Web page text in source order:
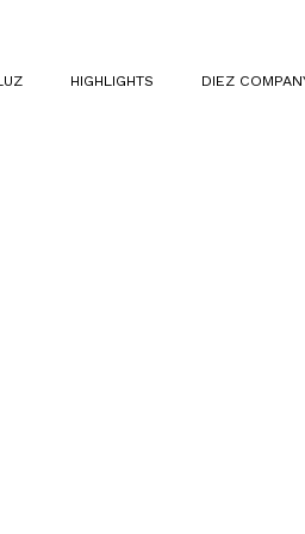
HIGHLIGHTS DIEZ